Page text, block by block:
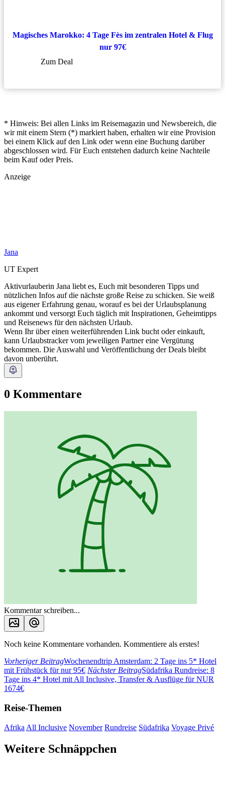
Magisches Marokko: 4 Tage Fès im zentralen Hotel & Flug
nur 97€
Zum Deal
* Hinweis: Bei allen Links im Reisemagazin und Newsbereich, die
wir mit einem Stern (*) markiert haben, erhalten wir eine Provision
bei einem Klick auf den Link oder wenn eine Buchung darüber
abgeschlossen wird. Für Euch entstehen dadurch keine Nachteile
beim Kauf oder Preis.
Anzeige
Jana
UT Expert
Aktivurlauberin Jana liebt es, Euch mit besonderen Tipps und
nützlichen Infos auf die nächste große Reise zu schicken. Sie weiß
aus eigener Erfahrung genau, worauf es bei der Urlaubsplanung
ankommt und versorgt Euch täglich mit Inspirationen, Geheimtipps
und Reisenews für den nächsten Urlaub.
Wenn Ihr über einen weiterführenden Link bucht oder einkauft,
kann Urlaubstracker vom jeweiligen Partner eine Vergütung
bekommen. Die Auswahl und Veröffentlichung der Deals bleibt
davon unberührt.
0 Kommentare
Kommentar schreiben...
Noch keine Kommentare vorhanden. Kommentiere als erstes!
Vorheriger BeitragWochenendtrip Amsterdam: 2 Tage ins 5* Hotel
mit Frühstück für nur 95€ Nächster BeitragSüdafrika Rundreise: 8
Tage ins 4* Hotel mit All Inclusive, Transfer & Ausflüge für NUR
1674€
Reise-Themen
Afrika All Inclusive November Rundreise Südafrika Voyage Privé
Weitere Schnäppchen